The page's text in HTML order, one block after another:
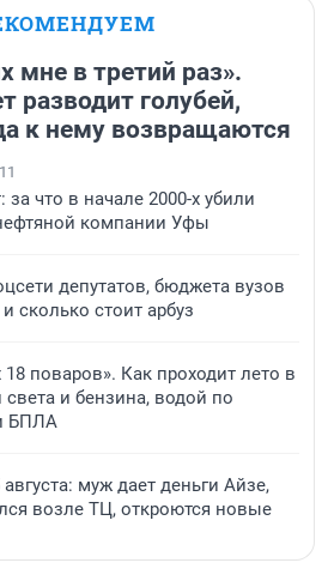
мне в третий раз».
разводит голубей,
к нему возвращаются
11
что в начале 2000-х убили
компании Уфы
депутатов, бюджета вузов
сколько стоит арбуз
поваров». Как проходит лето в
и бензина, водой по
БПЛА
муж дает деньги Айзе,
возле ТЦ, откроются новые